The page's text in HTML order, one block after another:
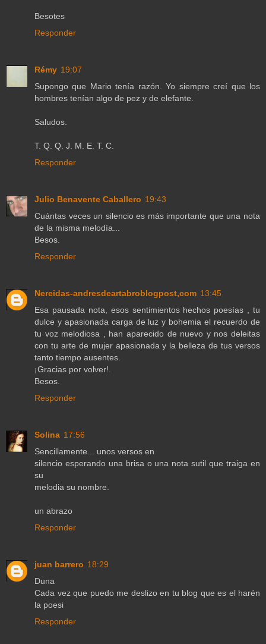
Besotes
Responder
Rémy 19:07
Supongo que Mario tenía razón. Yo siempre creí que los
hombres tenían algo de pez y de elefante.
Saludos.
T. Q. Q. J. M. E. T. C.
Responder
Julio Benavente Caballero 19:43
Cuántas veces un silencio es más importante que una nota
de la misma melodía...
Besos.
Responder
Nereidas-andresdeartabroblogpost,com 13:45
Esa pausada nota, esos sentimientos hechos poesías , tu
dulce y apasionada carga de luz y bohemia el recuerdo de
tu voz melodiosa , han aparecido de nuevo y nos deleitas
con tu arte de mujer apasionada y la belleza de tus versos
tanto tiempo ausentes.
¡Gracias por volver!.
Besos.
Responder
Solina 17:56
Sencillamente... unos versos en
silencio esperando una brisa o una nota sutil que traiga en
su
melodia su nombre.
un abrazo
Responder
juan barrero 18:29
Duna
Cada vez que puedo me deslizo en tu blog que es el harén
la poesi
Responder